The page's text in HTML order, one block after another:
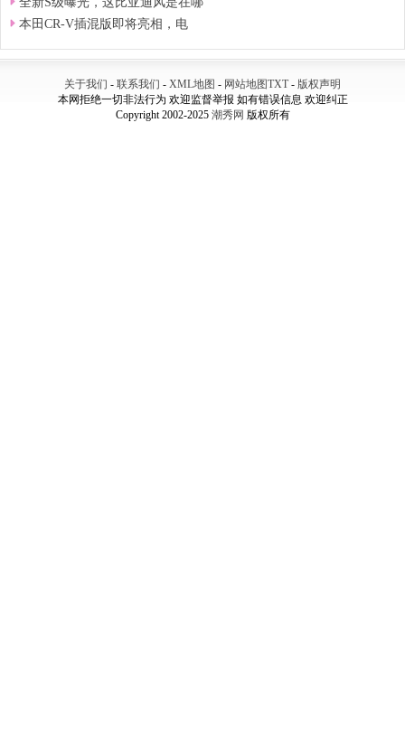
本田CR-V插混版即将亮相，电
关于我们 - 联系我们 - XML地图 - 网站地图TXT- 版权声明
本网拒绝一切非法行为 欢迎监督举报 如有错误信息 欢迎纠正
Copyright 2002-2025 潮秀网 版权所有